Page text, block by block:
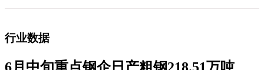
行业数据
6月中旬重点钢企日产粗钢218.51万吨